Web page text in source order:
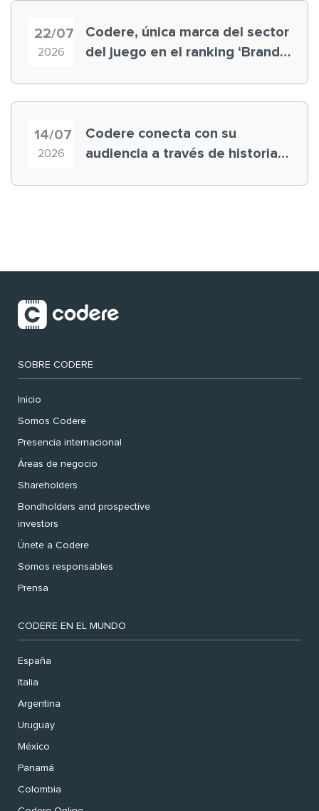
22/07
2026
Codere, única marca del sector
del juego en el ranking ‘Brand
14/07
2026
Codere conecta con su
audiencia a través de historias
SOBRE CODERE
Inicio
Somos Codere
Presencia internacional
Áreas de negocio
Shareholders
Bondholders and prospective
investors
Únete a Codere
Somos responsables
Prensa
CODERE EN EL MUNDO
España
Italia
Argentina
Uruguay
México
Panamá
Colombia